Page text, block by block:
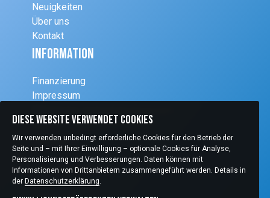
Neuigkeiten
Über uns
Kontakt
Information
Finanzierung
Impressum
DSGVO – Informationspflicht
Produkte
Schleifsysteme
Einrichtung
Diese Website verwendet Cookies
Wir verwenden unbedingt erforderliche Cookies für den Betrieb der
Seite und – mit Ihrer Einwilligung – optionale Cookies für Analyse,
Personalisierung und Verbesserungen. Daten können mit
Informationen von Drittanbietern zusammengeführt werden. Details in
der Datenschutzerklärung.